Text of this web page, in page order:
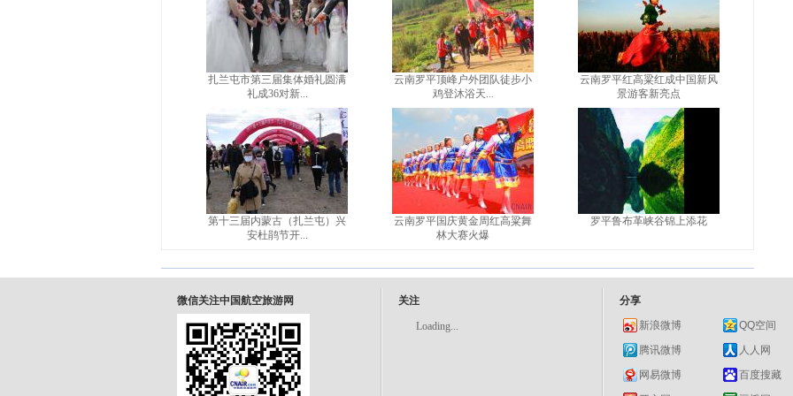
扎兰屯市第三届集体婚礼圆满
礼成36对新...
第十三届内蒙古（扎兰屯）兴
安杜鹃节开...
云南罗平顶峰户外团队徒步小
鸡登沐浴天...
云南罗平国庆黄金周红高粱舞
林大赛火爆
云南罗平红高粱红成中国新风
景游客新亮点
罗平鲁布革峡谷锦上添花
微信关注中国航空旅游网 关注
Loading...
分享
新浪微博
QQ空间
腾讯微博
人人网
网易微博
百度搜藏